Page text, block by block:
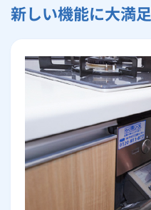
新しい機能に大満足